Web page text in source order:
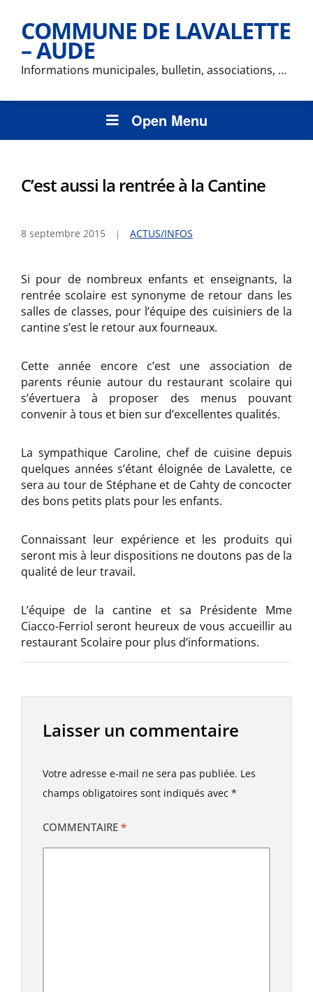
COMMUNE DE LAVALETTE
– AUDE
Informations municipales, bulletin, associations, …
Open Menu
C’est aussi la rentrée à la Cantine
8 septembre 2015 ACTUS/INFOS
Si pour de nombreux enfants et enseignants, la
rentrée scolaire est synonyme de retour dans les
salles de classes, pour l’équipe des cuisiniers de la
cantine s’est le retour aux fourneaux.
Cette année encore c’est une association de
parents réunie autour du restaurant scolaire qui
s’évertuera à proposer des menus pouvant
convenir à tous et bien sur d’excellentes qualités.
La sympathique Caroline, chef de cuisine depuis
quelques années s’étant éloignée de Lavalette, ce
sera au tour de Stéphane et de Cahty de concocter
des bons petits plats pour les enfants.
Connaissant leur expérience et les produits qui
seront mis à leur dispositions ne doutons pas de la
qualité de leur travail.
L’équipe de la cantine et sa Présidente Mme
Ciacco-Ferriol seront heureux de vous accueillir au
restaurant Scolaire pour plus d’informations.
Laisser un commentaire
Votre adresse e-mail ne sera pas publiée. Les
champs obligatoires sont indiqués avec *
COMMENTAIRE *